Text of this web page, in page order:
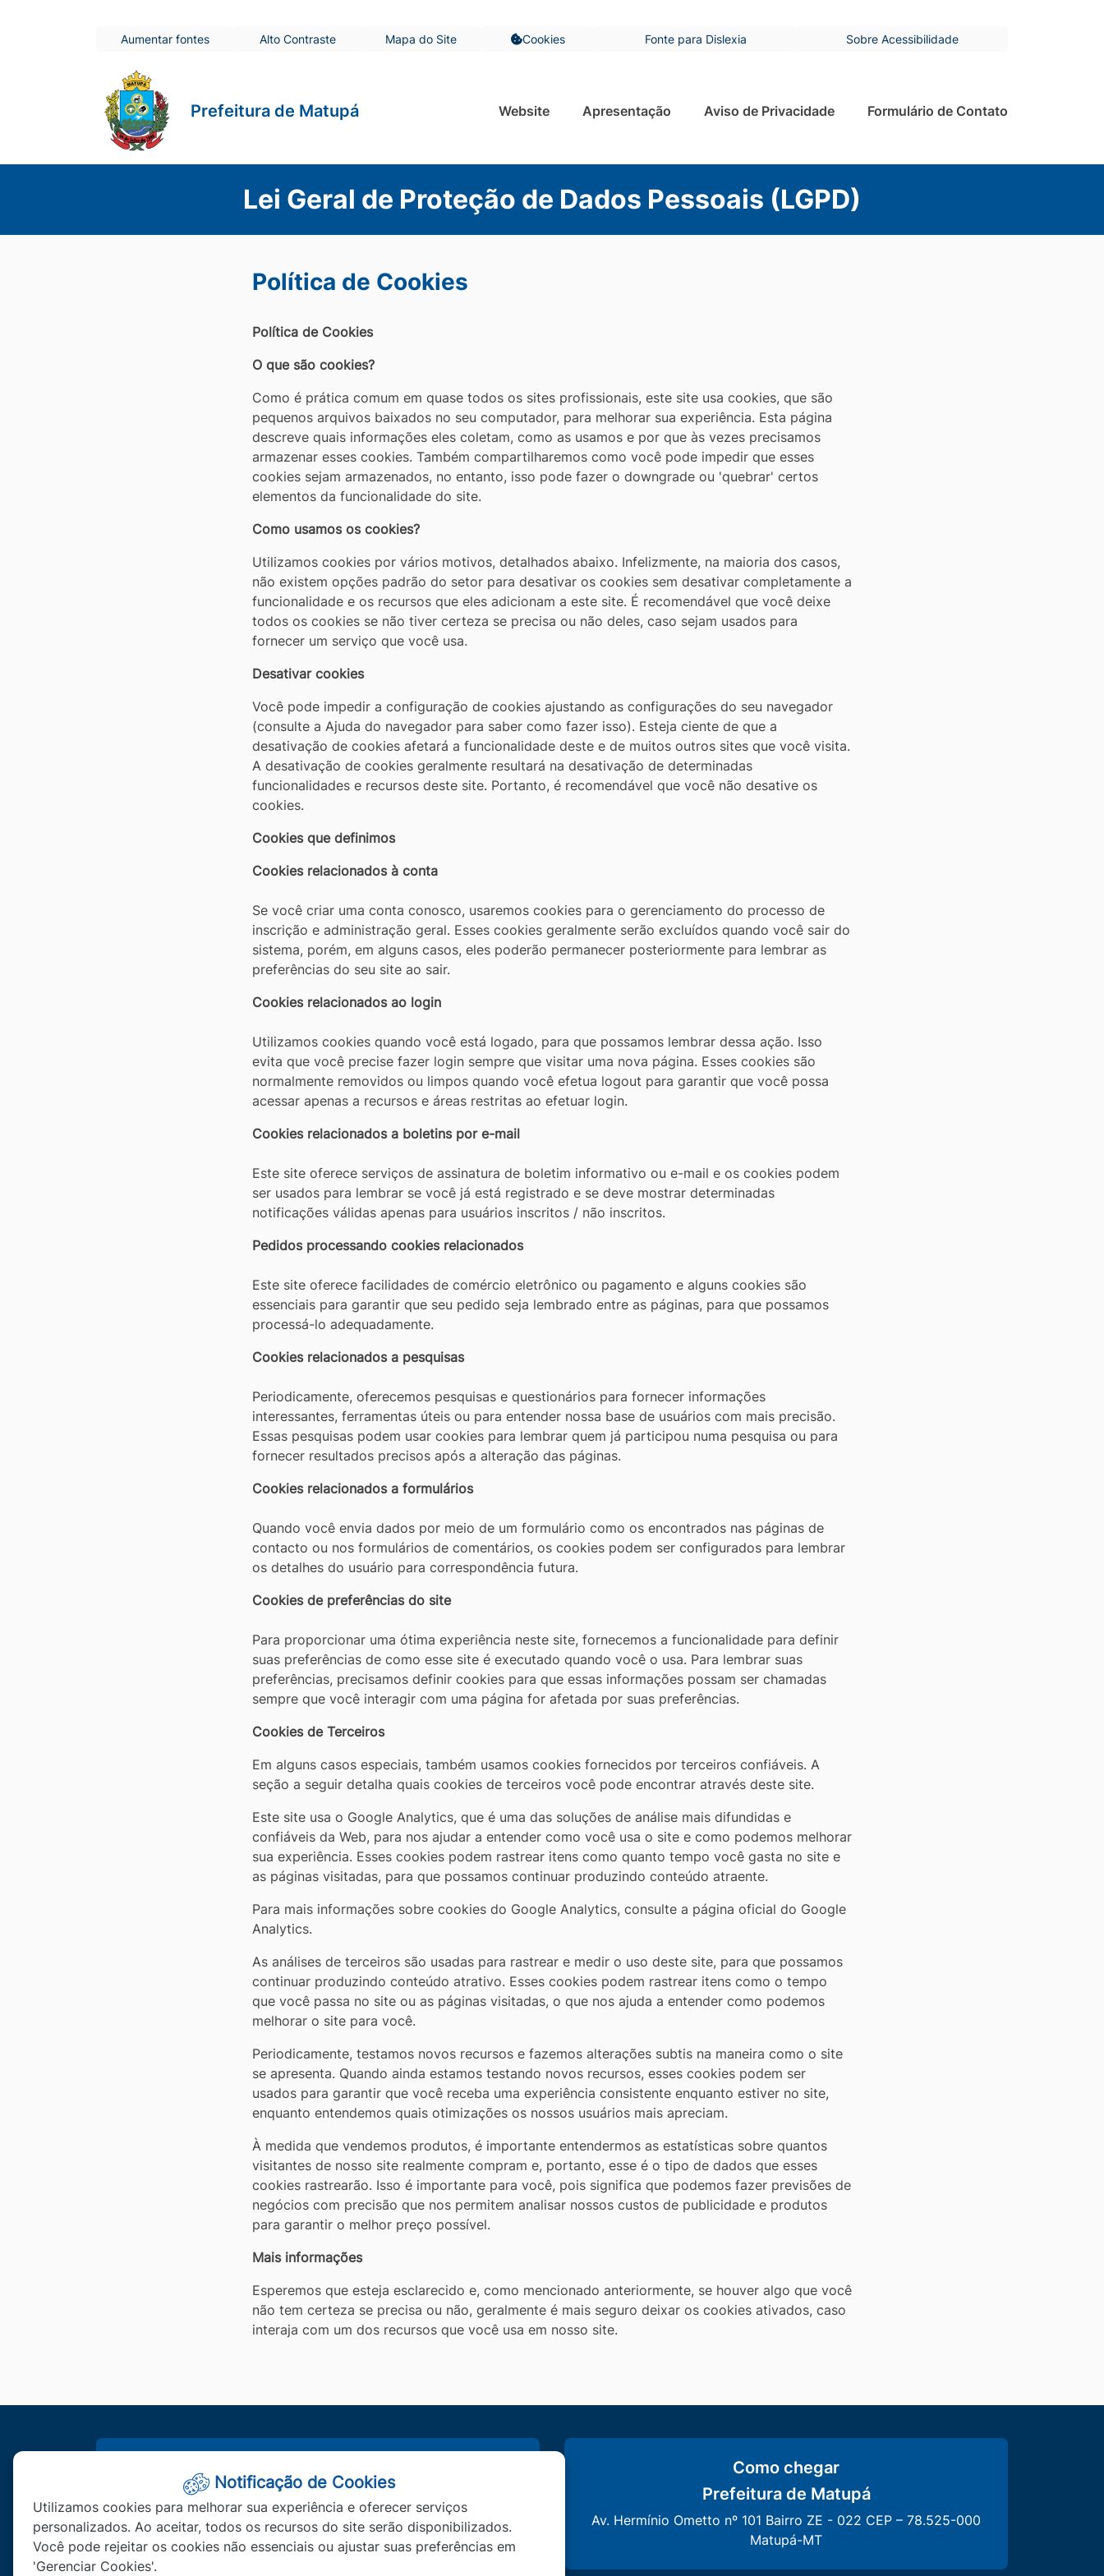
Seção
de
atalhos
e
links
acessibilidade
conteúdo
[alt+1]
Aumentar fontes Alto Contraste Mapa do Site Cookies
Abrir
Fonte para Dislexia Sobre Acessibilidade
Prefeitura de Matupá Website Apresentação Aviso de Privacidade Formulário de Contato
Lei Geral de Proteção de Dados Pessoais (LGPD)
Política de Cookies
Política de Cookies
O que são cookies?
Como é prática comum em quase todos os sites profissionais, este site usa cookies, que são
pequenos arquivos baixados no seu computador, para melhorar sua experiência. Esta página
descreve quais informações eles coletam, como as usamos e por que às vezes precisamos
armazenar esses cookies. Também compartilharemos como você pode impedir que esses
cookies sejam armazenados, no entanto, isso pode fazer o downgrade ou 'quebrar' certos
elementos da funcionalidade do site.
Como usamos os cookies?
Utilizamos cookies por vários motivos, detalhados abaixo. Infelizmente, na maioria dos casos,
não existem opções padrão do setor para desativar os cookies sem desativar completamente a
funcionalidade e os recursos que eles adicionam a este site. É recomendável que você deixe
todos os cookies se não tiver certeza se precisa ou não deles, caso sejam usados ​​para
fornecer um serviço que você usa.
Desativar cookies
Você pode impedir a configuração de cookies ajustando as configurações do seu navegador
(consulte a Ajuda do navegador para saber como fazer isso). Esteja ciente de que a
desativação de cookies afetará a funcionalidade deste e de muitos outros sites que você visita.
A desativação de cookies geralmente resultará na desativação de determinadas
funcionalidades e recursos deste site. Portanto, é recomendável que você não desative os
cookies.
Cookies que definimos
Cookies relacionados à conta
Se você criar uma conta conosco, usaremos cookies para o gerenciamento do processo de
inscrição e administração geral. Esses cookies geralmente serão excluídos quando você sair do
sistema, porém, em alguns casos, eles poderão permanecer posteriormente para lembrar as
preferências do seu site ao sair.
Cookies relacionados ao login
Utilizamos cookies quando você está logado, para que possamos lembrar dessa ação. Isso
evita que você precise fazer login sempre que visitar uma nova página. Esses cookies são
normalmente removidos ou limpos quando você efetua logout para garantir que você possa
acessar apenas a recursos e áreas restritas ao efetuar login.
Cookies relacionados a boletins por e-mail
Este site oferece serviços de assinatura de boletim informativo ou e-mail e os cookies podem
ser usados ​​para lembrar se você já está registrado e se deve mostrar determinadas
notificações válidas apenas para usuários inscritos / não inscritos.
Pedidos processando cookies relacionados
Este site oferece facilidades de comércio eletrônico ou pagamento e alguns cookies são
essenciais para garantir que seu pedido seja lembrado entre as páginas, para que possamos
processá-lo adequadamente.
Cookies relacionados a pesquisas
Periodicamente, oferecemos pesquisas e questionários para fornecer informações
interessantes, ferramentas úteis ou para entender nossa base de usuários com mais precisão.
Essas pesquisas podem usar cookies para lembrar quem já participou numa pesquisa ou para
fornecer resultados precisos após a alteração das páginas.
Cookies relacionados a formulários
Quando você envia dados por meio de um formulário como os encontrados nas páginas de
contacto ou nos formulários de comentários, os cookies podem ser configurados para lembrar
os detalhes do usuário para correspondência futura.
Cookies de preferências do site
Para proporcionar uma ótima experiência neste site, fornecemos a funcionalidade para definir
suas preferências de como esse site é executado quando você o usa. Para lembrar suas
preferências, precisamos definir cookies para que essas informações possam ser chamadas
sempre que você interagir com uma página for afetada por suas preferências.
Cookies de Terceiros
Em alguns casos especiais, também usamos cookies fornecidos por terceiros confiáveis. A
seção a seguir detalha quais cookies de terceiros você pode encontrar através deste site.
Este site usa o Google Analytics, que é uma das soluções de análise mais difundidas e
confiáveis ​​da Web, para nos ajudar a entender como você usa o site e como podemos melhorar
sua experiência. Esses cookies podem rastrear itens como quanto tempo você gasta no site e
as páginas visitadas, para que possamos continuar produzindo conteúdo atraente.
Para mais informações sobre cookies do Google Analytics, consulte a página oficial do Google
Analytics.
As análises de terceiros são usadas para rastrear e medir o uso deste site, para que possamos
continuar produzindo conteúdo atrativo. Esses cookies podem rastrear itens como o tempo
que você passa no site ou as páginas visitadas, o que nos ajuda a entender como podemos
melhorar o site para você.
Periodicamente, testamos novos recursos e fazemos alterações subtis na maneira como o site
se apresenta. Quando ainda estamos testando novos recursos, esses cookies podem ser
usados ​​para garantir que você receba uma experiência consistente enquanto estiver no site,
enquanto entendemos quais otimizações os nossos usuários mais apreciam.
À medida que vendemos produtos, é importante entendermos as estatísticas sobre quantos
visitantes de nosso site realmente compram e, portanto, esse é o tipo de dados que esses
cookies rastrearão. Isso é importante para você, pois significa que podemos fazer previsões de
negócios com precisão que nos permitem analisar nossos custos de publicidade e produtos
para garantir o melhor preço possível.
Mais informações
Esperemos que esteja esclarecido e, como mencionado anteriormente, se houver algo que você
não tem certeza se precisa ou não, geralmente é mais seguro deixar os cookies ativados, caso
interaja com um dos recursos que você usa em nosso site.
Prefeitura Municipal de Matupá
lgpd@matupa.mt.gov.br
(66)3595-3100
Como chegar
Prefeitura de Matupá
Av. Hermínio Ometto nº 101 Bairro ZE - 022 CEP – 78.525-000
Matupá-MT
Notificação de Cookies
Utilizamos cookies para melhorar sua experiência e oferecer serviços
personalizados. Ao aceitar, todos os recursos do site serão disponibilizados.
Você pode rejeitar os cookies não essenciais ou ajustar suas preferências em
'Gerenciar Cookies'.